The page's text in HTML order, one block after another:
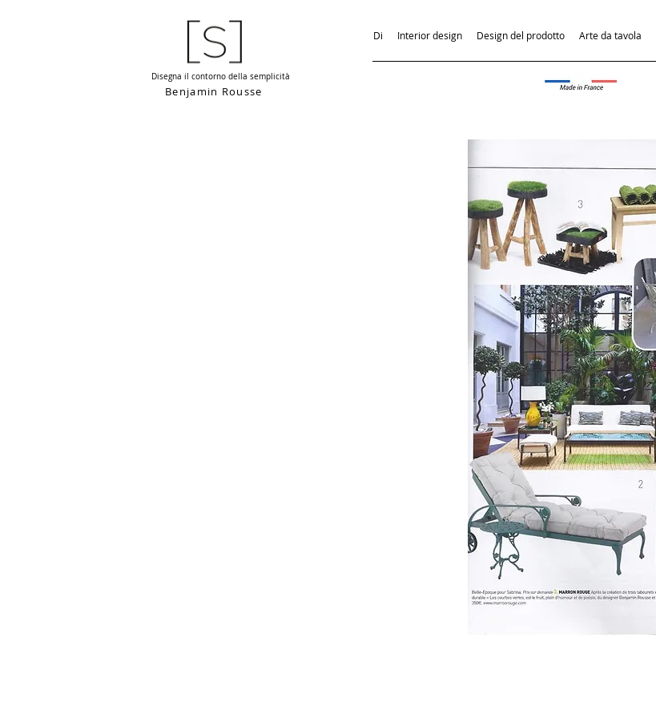
Disegna il contorno della semplicità
Benjamin Rousse
Di Interior design Design del prodotto Arte da tavola